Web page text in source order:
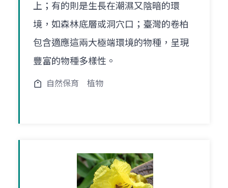
上；有的則是生長在潮濕又陰暗的環
境，如森林底層或洞穴口；臺灣的卷柏
包含適應這兩大極端環境的物種，呈現
豐富的物種多樣性。
自然保育 植物